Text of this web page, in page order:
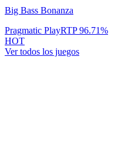
Big Bass Bonanza
Pragmatic PlayRTP96.71%
HOT
Ver todos los juegos